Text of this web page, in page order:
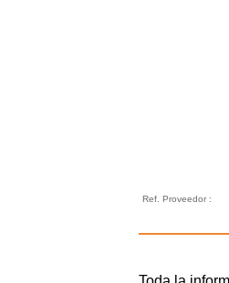
Ref. Proveedor :